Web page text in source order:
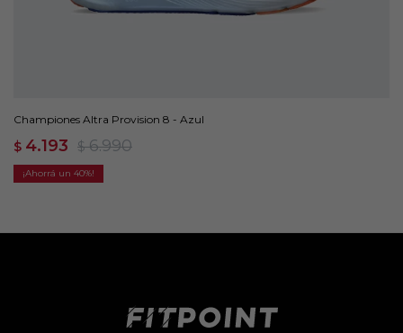
Championes Altra Provision 8 - Azul
$ 4.193 $ 6.990
40